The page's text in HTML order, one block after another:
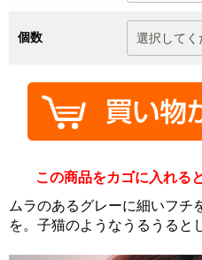
個数
この商品をカゴに入れる
ムラのあるグレーに細いフチ
を。子猫のようなうるうると